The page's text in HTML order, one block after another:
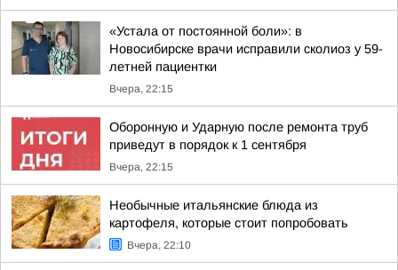
«Устала от постоянной боли»: в
Новосибирске врачи исправили сколиоз у 59-
летней пациентки
Вчера, 22:15
Оборонную и Ударную после ремонта труб
приведут в порядок к 1 сентября
Вчера, 22:15
Необычные итальянские блюда из
картофеля, которые стоит попробовать
Вчера, 22:10